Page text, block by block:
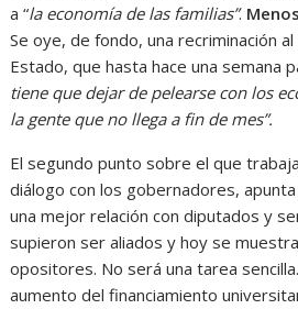
a “la economía de las familias”.
Se oye, de fondo, una recriminación
Estado, que hasta hace una semana
tiene que dejar de pelearse con los
la gente que no llega a fin de mes”.
El segundo punto sobre el que
diálogo con los gobernadores,
una mejor relación con diputados y
supieron ser aliados y hoy se
opositores. No será una tarea
aumento del financiamiento